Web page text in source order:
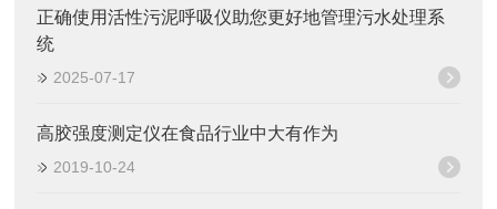
正确使用活性污泥呼吸仪助您更好地管理污水处理系
统
2025-07-17
高胶强度测定仪在食品行业中大有作为
2019-10-24